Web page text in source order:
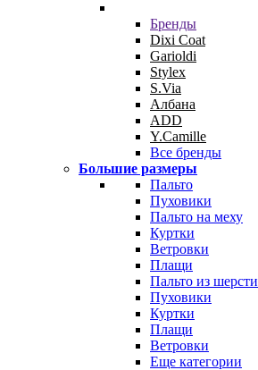
Бренды
Dixi Coat
Garioldi
Stylex
S.Via
Албана
ADD
Y.Camille
Все бренды
Большие размеры
Пальто
Пуховики
Пальто на меху
Куртки
Ветровки
Плащи
Пальто из шерсти
Пуховики
Куртки
Плащи
Ветровки
Еще категории